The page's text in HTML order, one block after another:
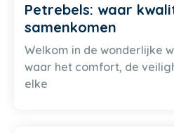
Petrebels: waar
samenkomen
Welkom in de wonderlijke
waar het comfort, de
elke